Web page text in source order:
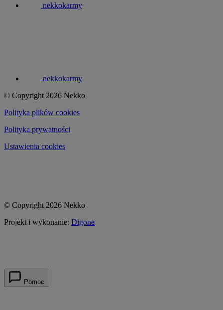
nekkokarmy
nekkokarmy
© Copyright 2026 Nekko
Polityka plików cookies
Polityka prywatności
Ustawienia cookies
© Copyright 2026 Nekko
Projekt i wykonanie: Digone
Pomoc